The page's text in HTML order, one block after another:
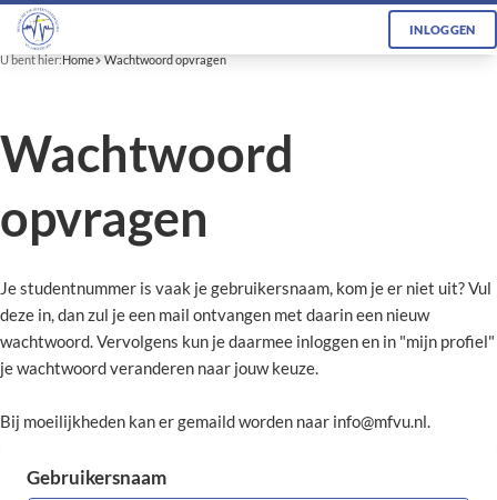
INLOGGEN
U bent hier:Home Wachtwoord opvragen
Wachtwoord
opvragen
Je studentnummer is vaak je gebruikersnaam, kom je er niet uit? Vul
deze in, dan zul je een mail ontvangen met daarin een nieuw
wachtwoord. Vervolgens kun je daarmee inloggen en in "mijn profiel"
je wachtwoord veranderen naar jouw keuze.
Bij moeilijkheden kan er gemaild worden naar info@mfvu.nl.
Gebruikersnaam